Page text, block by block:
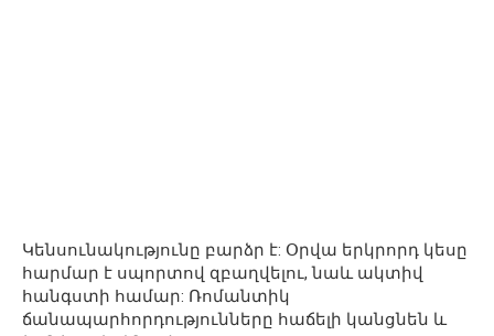
Կենսունակությունը բարձր է: Օրվա երկրորդ կեսը
հարմար է սպորտով զբաղվելու, նաև ակտիվ
հանգստի համար: Ռոմանտիկ
ճանապարհորդությունները հաճելի կանցնեն և